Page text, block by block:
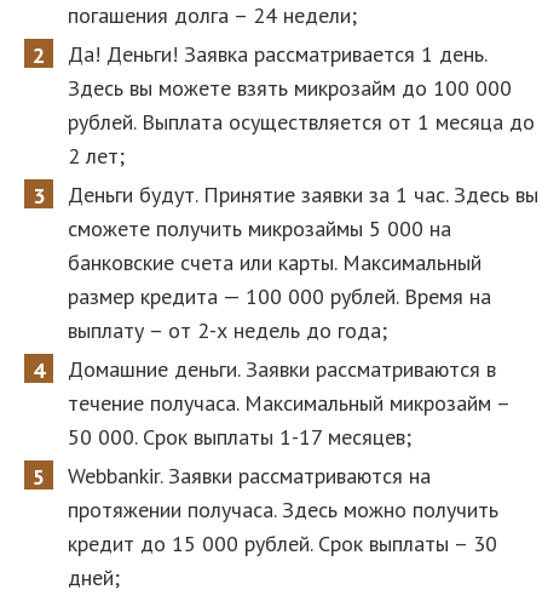
погашения долга – 24 недели;
Да! Деньги! Заявка рассматривается 1 день.
Здесь вы можете взять микрозайм до 100 000
рублей. Выплата осуществляется от 1 месяца до
2 лет;
Деньги будут. Принятие заявки за 1 час. Здесь вы
сможете получить микрозаймы 5 000 на
банковские счета или карты. Максимальный
размер кредита — 100 000 рублей. Время на
выплату – от 2-х недель до года;
Домашние деньги. Заявки рассматриваются в
течение получаса. Максимальный микрозайм –
50 000. Срок выплаты 1-17 месяцев;
Webbankir. Заявки рассматриваются на
протяжении получаса. Здесь можно получить
кредит до 15 000 рублей. Срок выплаты – 30
дней;